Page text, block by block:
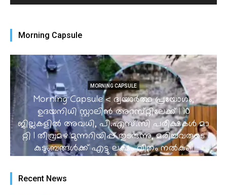
Morning Capsule
MORNING CAPSULE
Morning Capsule < ദ്വയാർത്ഥ പ്രയോഗം,
ഉദയനിധി സ്റ്റാലിൻ അറസ്‌റ്റിലേക്ക് | 10
ജില്ലകളിൽ അവധി, പി.​​​എ​​​സ്.​​​സി​​​ ​​​പ​​​രീ​​​ക്ഷ​​​ക​​​ൾ​​​ ​​​മാ​​​
റ്റി I തീവ്രമഴ മുന്നറിയിപ്പ് തുടരുന്നു, മരിച്ചവരുടെ
കുടുംബങ്ങൾക്ക് എട്ടു ലക്ഷം വീതം നൽകും |
Recent News